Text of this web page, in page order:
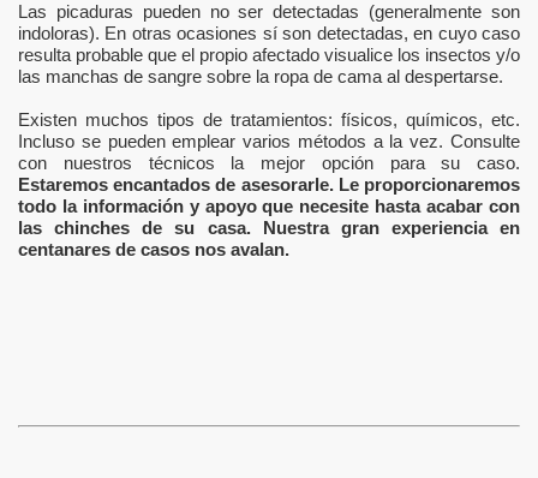
Las picaduras pueden no ser detectadas (generalmente son
indoloras). En otras ocasiones sí son detectadas, en cuyo caso
resulta probable que el propio afectado visualice los insectos y/o
las manchas de sangre sobre la ropa de cama al despertarse.
Existen muchos tipos de tratamientos: físicos, químicos, etc.
Incluso se pueden emplear varios métodos a la vez. Consulte
con nuestros técnicos la mejor opción para su caso.
Estaremos encantados de asesorarle. Le proporcionaremos
todo la información y apoyo que necesite hasta acabar con
las chinches de su casa. Nuestra gran experiencia en
centanares de casos nos avalan.